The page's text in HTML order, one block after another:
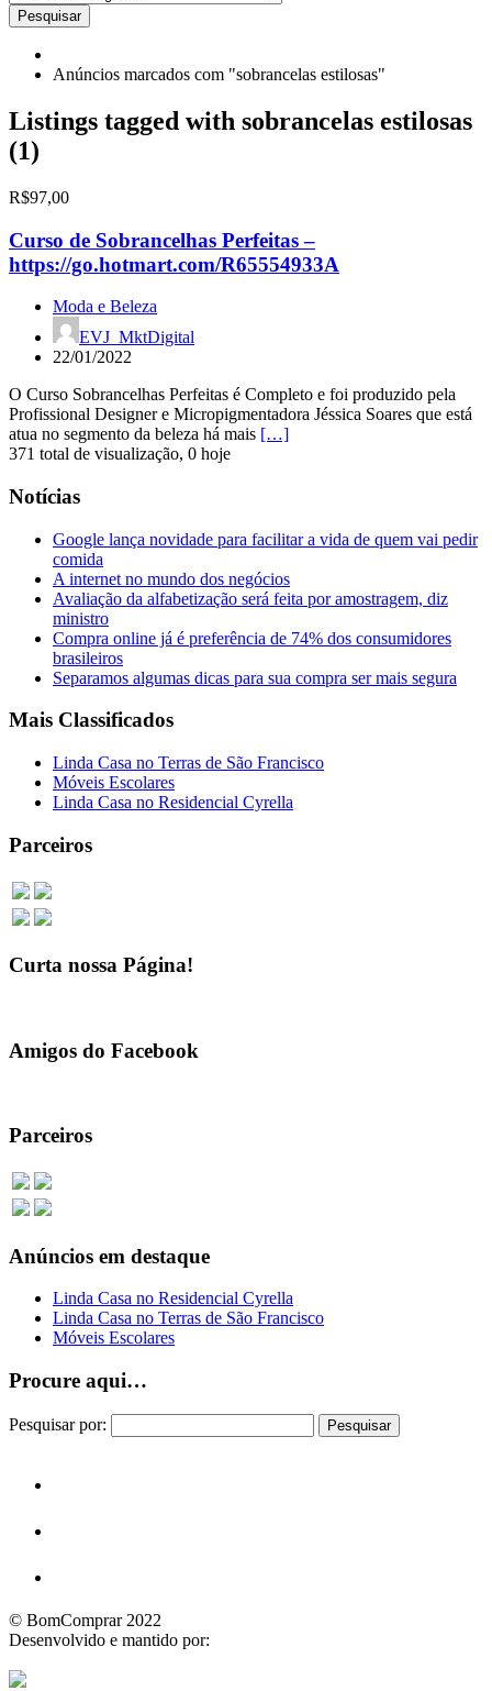
Pesquisar
Anúncios marcados com "sobrancelas estilosas"
Listings tagged with sobrancelas estilosas
(1)
R$97,00
Curso de Sobrancelhas Perfeitas –
https://go.hotmart.com/R65554933A
Moda e Beleza
EVJ_MktDigital
22/01/2022
O Curso Sobrancelhas Perfeitas é Completo e foi produzido pela
Profissional Designer e Micropigmentadora Jéssica Soares que está
atua no segmento da beleza há mais […]
371 total de visualização, 0 hoje
Notícias
Google lança novidade para facilitar a vida de quem vai pedir
comida
A internet no mundo dos negócios
Avaliação da alfabetização será feita por amostragem, diz
ministro
Compra online já é preferência de 74% dos consumidores
brasileiros
Separamos algumas dicas para sua compra ser mais segura
Mais Classificados
Linda Casa no Terras de São Francisco
Móveis Escolares
Linda Casa no Residencial Cyrella
Parceiros
Curta nossa Página!
Amigos do Facebook
Parceiros
Anúncios em destaque
Linda Casa no Residencial Cyrella
Linda Casa no Terras de São Francisco
Móveis Escolares
Procure aqui…
Pesquisar por:
© BomComprar 2022
Desenvolvido e mantido por: